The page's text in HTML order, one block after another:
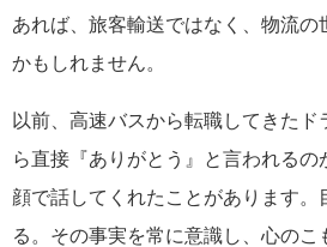
あれば、旅客輸送ではなく、物流の
かもしれません。
以前、高速バスから転職してきた
ら直接『ありがとう』と言われる
顔で話してくれたことがあります。
る。その事実を常に意識し、心の